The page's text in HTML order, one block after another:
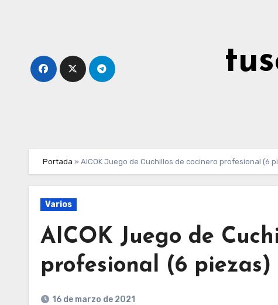
Portada » AICOK Juego de Cuchillos de cocinero profesional (6
Varios
AICOK Juego de
profesional (6 piezas)
16 de marzo de 2021